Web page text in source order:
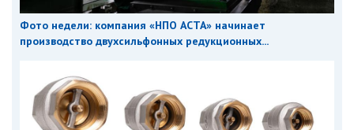
Фото недели: компания «НПО АСТА» начинает
производство двухсильфонных редукционных...